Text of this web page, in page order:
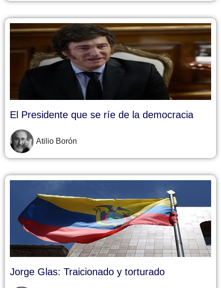
El Presidente que se ríe de la democracia
Atilio Borón
Jorge Glas: Traicionado y torturado